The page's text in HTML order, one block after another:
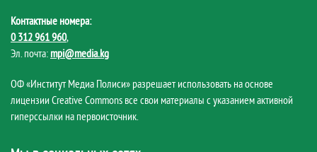
Контактные номера:
0 312 961 960,
Эл. почта: mpi@media.kg
ОФ «Институт Медиа Полиси» разрешает использовать на основе
лицензии Creative Commons все свои материалы с указанием активной
гиперссылки на первоисточник.